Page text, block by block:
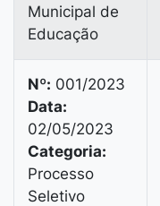
Municipal de
Educação
Nº: 001/2023
Data:
02/05/2023
Categoria:
Processo
Seletivo